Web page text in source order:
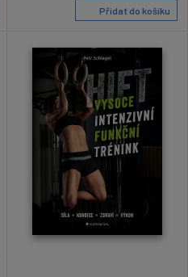
Přidat do košíku